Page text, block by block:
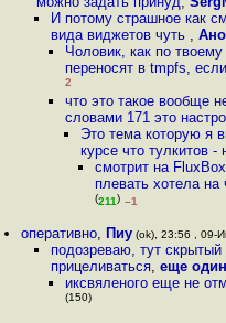
И потому страшное как
вида виджетов чуть ,
Чоловик, как по
переносят в tmpfs, если
2
что это такое вообще
словами 171 это
Это тема которую я
курсе что тулкитов -
смотрит на
плевать хотела на
(211) –1
оперативно, Пиу (ok), 23:56 , 09-
подозреваю, тут
прицеливаться, еще
иксвяленого еще не
(150)